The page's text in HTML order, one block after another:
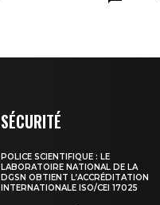
l'information
SÉCURITÉ
POLICE SCIENTIFIQUE : LE
LABORATOIRE NATIONAL DE LA
DGSN OBTIENT L’ACCRÉDITATION
INTERNATIONALE ISO/CEI 17025